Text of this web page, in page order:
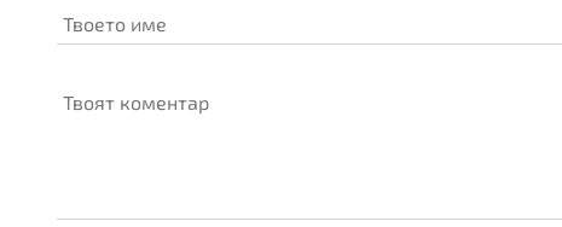
Твоето име
Твоят коментар